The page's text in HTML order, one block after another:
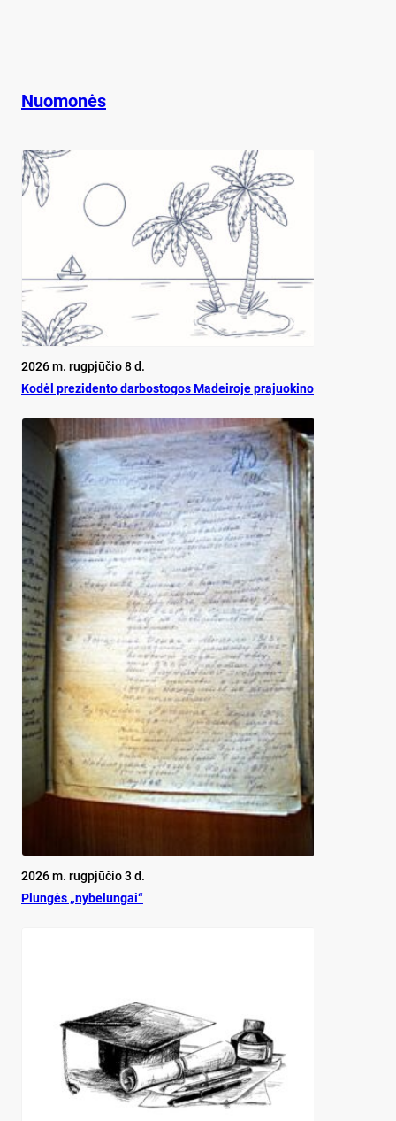
Nuomonės
2026 m. rugpjūčio 8 d.
Ko­dėl pre­zi­den­to dar­bos­to­gos Ma­dei­ro­je pra­juo­ki­no
2026 m. rugpjūčio 3 d.
Plun­gės „ny­be­lun­gai“